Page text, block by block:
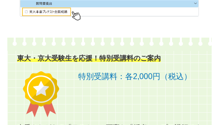
東大・京大受験生を応援！特別受講料のご案内
特別受講料：各2,000円（税込）